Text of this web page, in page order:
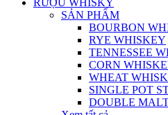
RƯỢU WHISKY
SẢN PHẨM
BOURBON
RYE WHISKEY
TENNESSEE
CORN
WHEAT
SINGLE POT
DOUBLE